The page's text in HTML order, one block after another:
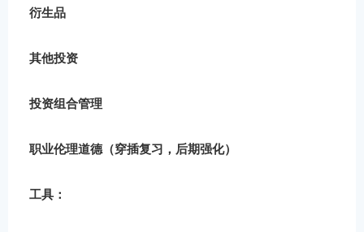
衍生品
其他投资
投资组合管理
职业伦理道德（穿插复习，后期强化）
工具 ：